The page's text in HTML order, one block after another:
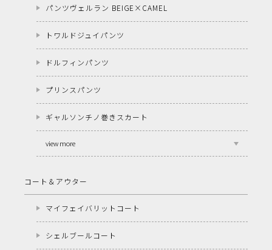
パンツヴェルラン BEIGE×CAMEL
トワルドジュイパンツ
ドルフィンパンツ
プリンスパンツ
ギャルソンチノ巻きスカート
view more
コート＆アウター
マイフェイバリットコート
シェルブールコート